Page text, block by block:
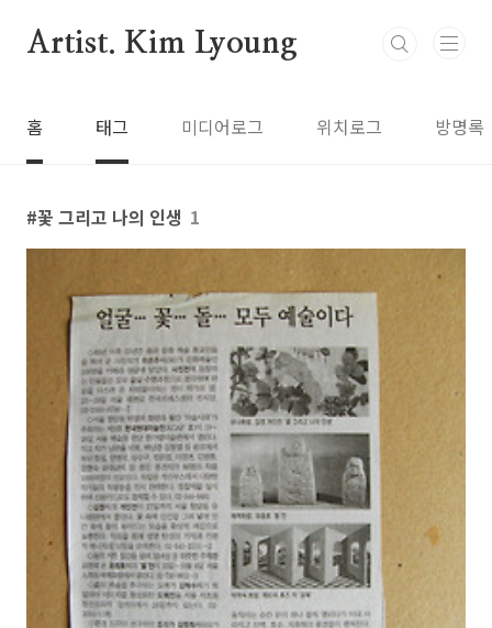
Artist. Kim Lyoung
홈 태그 미디어로그 위치로그 방명록
꽃 그리고 나의 인생 1